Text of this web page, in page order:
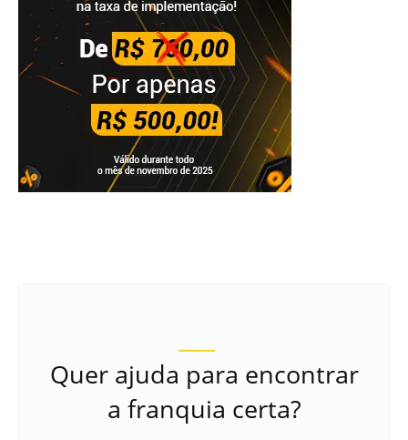
Quer ajuda para encontrar
a franquia certa?